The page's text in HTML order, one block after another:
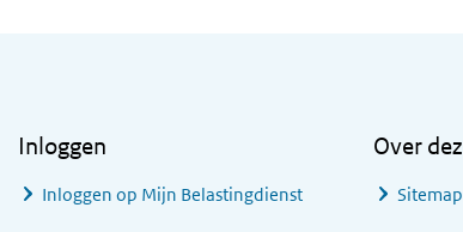
Inloggen
Inloggen op Mijn Belastingdienst
Over
Sitemap